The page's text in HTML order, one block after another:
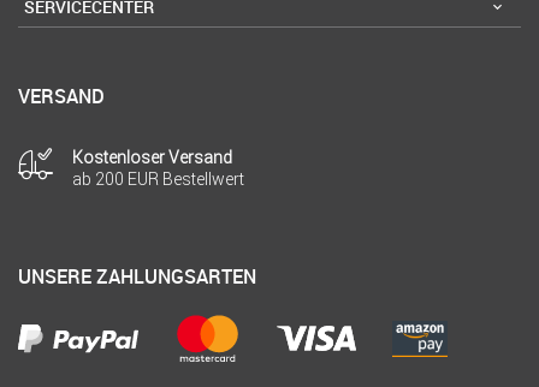
SERVICECENTER
VERSAND
Kostenloser Versand
ab 200 EUR Bestellwert
UNSERE ZAHLUNGSARTEN